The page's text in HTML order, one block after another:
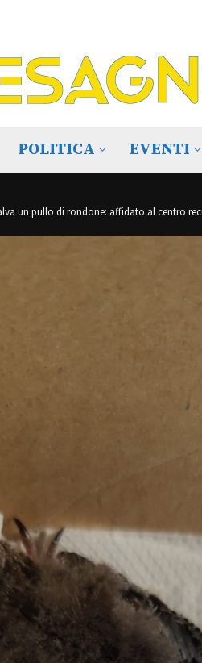
POLITICA EVENTI
un pullo di rondone: affidato al centro